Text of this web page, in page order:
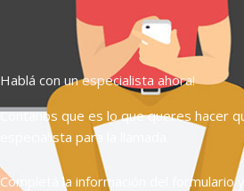
Hablá con un especialista ahora!
Contanos que es lo que queres hacer
especialista para la llamada.
Completá la información del